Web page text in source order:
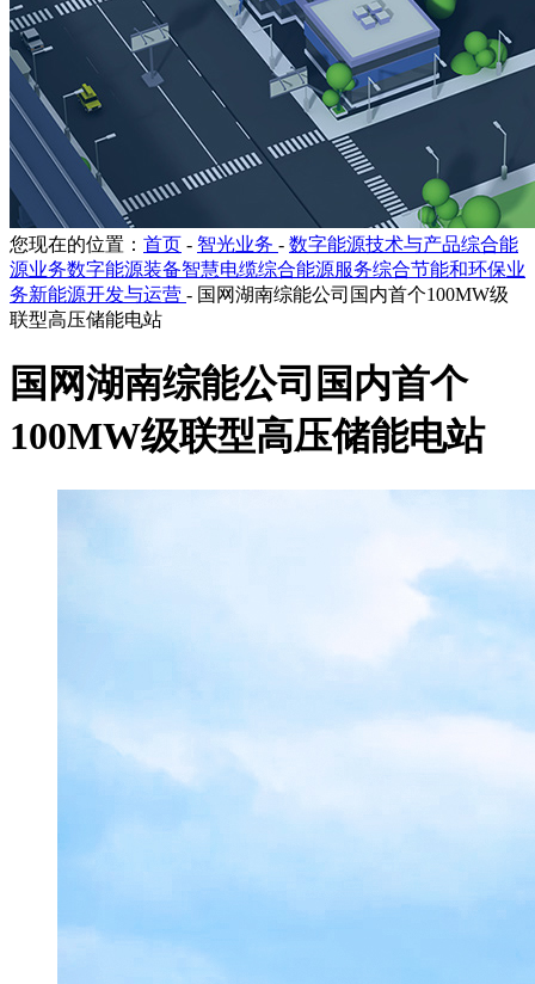
您现在的位置： 首页 - 智光业务 - 数字能源技术与产品综合能
源业务数字能源装备智慧电缆综合能源服务综合节能和环保业
务新能源开发与运营 - 国网湖南综能公司国内首个100MW级
联型高压储能电站
国网湖南综能公司国内首个
100MW级联型高压储能电站